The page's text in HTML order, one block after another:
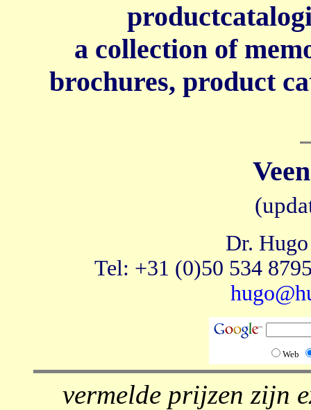
a collection of
brochures, product
Dr.
Tel: +31 (0)50 534
Web
vermelde prijzen zijn